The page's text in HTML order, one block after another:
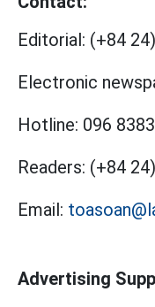
Editorial: (+84
Electronic
Hotline: 096
Readers: (+84
Email:
Advertising